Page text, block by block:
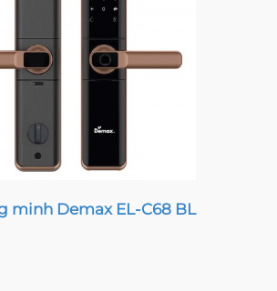
minh Demax EL-C68 BL